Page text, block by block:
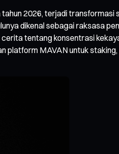
2026, terjadi
dikenal sebagai raksasa
cerita tentang konsentrasi
platform MAVAN untuk